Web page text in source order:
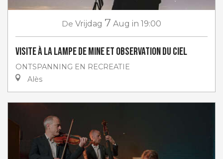
De Vrijdag 7 Aug in 19:00
Visite à la lampe de Mine et Observation du ciel
ONTSPANNING EN RECREATIE
Alès